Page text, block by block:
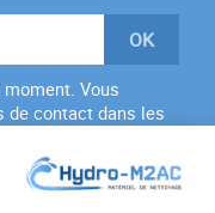
Vous
de contact dans les
politique de